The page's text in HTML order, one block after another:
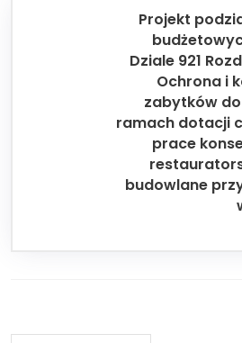
Projekt
Dziale 921
Ochrona i
zabytków
ramach dotacji
prace
budowlane